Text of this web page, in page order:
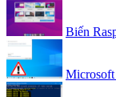
Biến
Microsoft